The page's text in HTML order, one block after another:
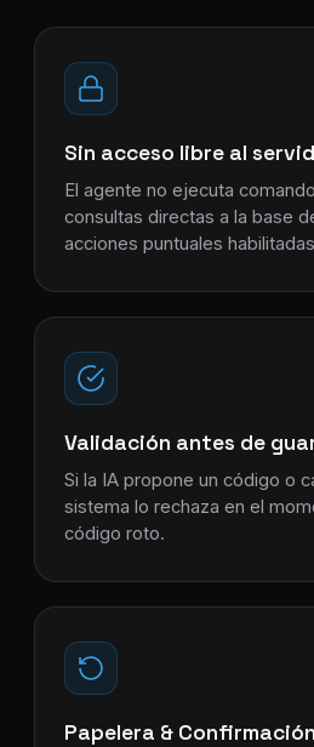
Sin acceso libre al
El agente no ejecuta
consultas directas a la base
acciones puntuales
Validación antes de
Si la IA propone un código o
sistema lo rechaza en el
código roto.
Papelera &